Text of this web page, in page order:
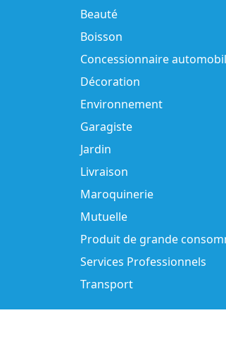
Beauté
Boisson
Concessionnaire
Décoration
Environnement
Garagiste
Jardin
Livraison
Maroquinerie
Mutuelle
Produit de grande
Services Professionnels
Transport